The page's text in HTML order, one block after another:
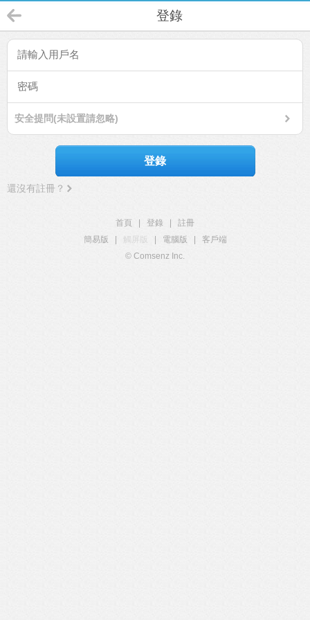
登錄
安全提問(未設置請忽略)
登錄
還沒有註冊？
首頁 登錄
註冊
簡易版
觸屏版 電腦版
客戶端
© Comsenz Inc.